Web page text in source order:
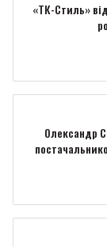
«ТК-Стиль»
Олександр